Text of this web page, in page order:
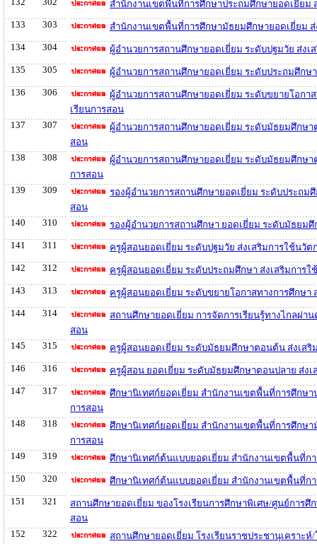
สำนักงานเขตพื้นที่การศึกษาประถมศึกษายอดเยี่ยม
133
303
สำนักงานเขตพื้นที่การศึกษามัธยมศึกษายอดเยี่ยม
134
304
ผู้อำนวยการสถานศึกษายอดเยี่ยม ระดับปฐมวัย ส่ง
135
305
ผู้อำนวยการสถานศึกษายอดเยี่ยม ระดับประถมศึกษ
136
306
ผู้อำนวยการสถานศึกษายอดเยี่ยม ระดับขยายโอกา
เรียนการสอน
137
307
ผู้อำนวยการสถานศึกษายอดเยี่ยม ระดับมัธยมศึกษา
สอน
138
308
ผู้อำนวยการสถานศึกษายอดเยี่ยม ระดับมัธยมศึกษา
การสอน
139
309
รองผู้อำนวยการสถานศึกษายอดเยี่ยม ระดับประถม
สอน
140
310
รองผู้อำนวยการสถานศึกษา ยอดเยี่ยม ระดับมัธยม
141
311
ครูผู้สอนยอดเยี่ยม ระดับปฐมวัย ส่งเสริมการใช้นวั
142
312
ครูผู้สอนยอดเยี่ยม ระดับประถมศึกษา ส่งเสริมการ
143
313
ครูผู้สอนยอดเยี่ยม ระดับขยายโอกาสทางการศึกษา
144
314
สถานศึกษายอดเยี่ยม การจัดการเรียนรู้ทางไกลผ่า
สอน
145
315
ครูผู้สอนยอดเยี่ยม ระดับมัธยมศึกษาตอนต้น ส่งเสริ
146
316
ครูผู้สอน ยอดเยี่ยม ระดับมัธยมศึกษาตอนปลาย ส่ง
147
317
ศึกษานิเทศก์ยอดเยี่ยม สำนักงานเขตพื้นที่การศึกษา
การสอน
148
318
ศึกษานิเทศก์ยอดเยี่ยม สำนักงานเขตพื้นที่การศึกษา
การสอน
149
319
ศึกษานิเทศก์ต้นแบบยอดเยี่ยม สำนักงานเขตพื้นที่ก
150
320
ศึกษานิเทศก์ต้นแบบยอดเยี่ยม สำนักงานเขตพื้นที่ก
151
321
สถานศึกษายอดเยี่ยม ของโรงเรียนการศึกษาพิเศษ/ศูนย์การศึ
สอน
152
322
สถานศึกษายอดเยี่ยม โรงเรียนราชประชานุเคราะ